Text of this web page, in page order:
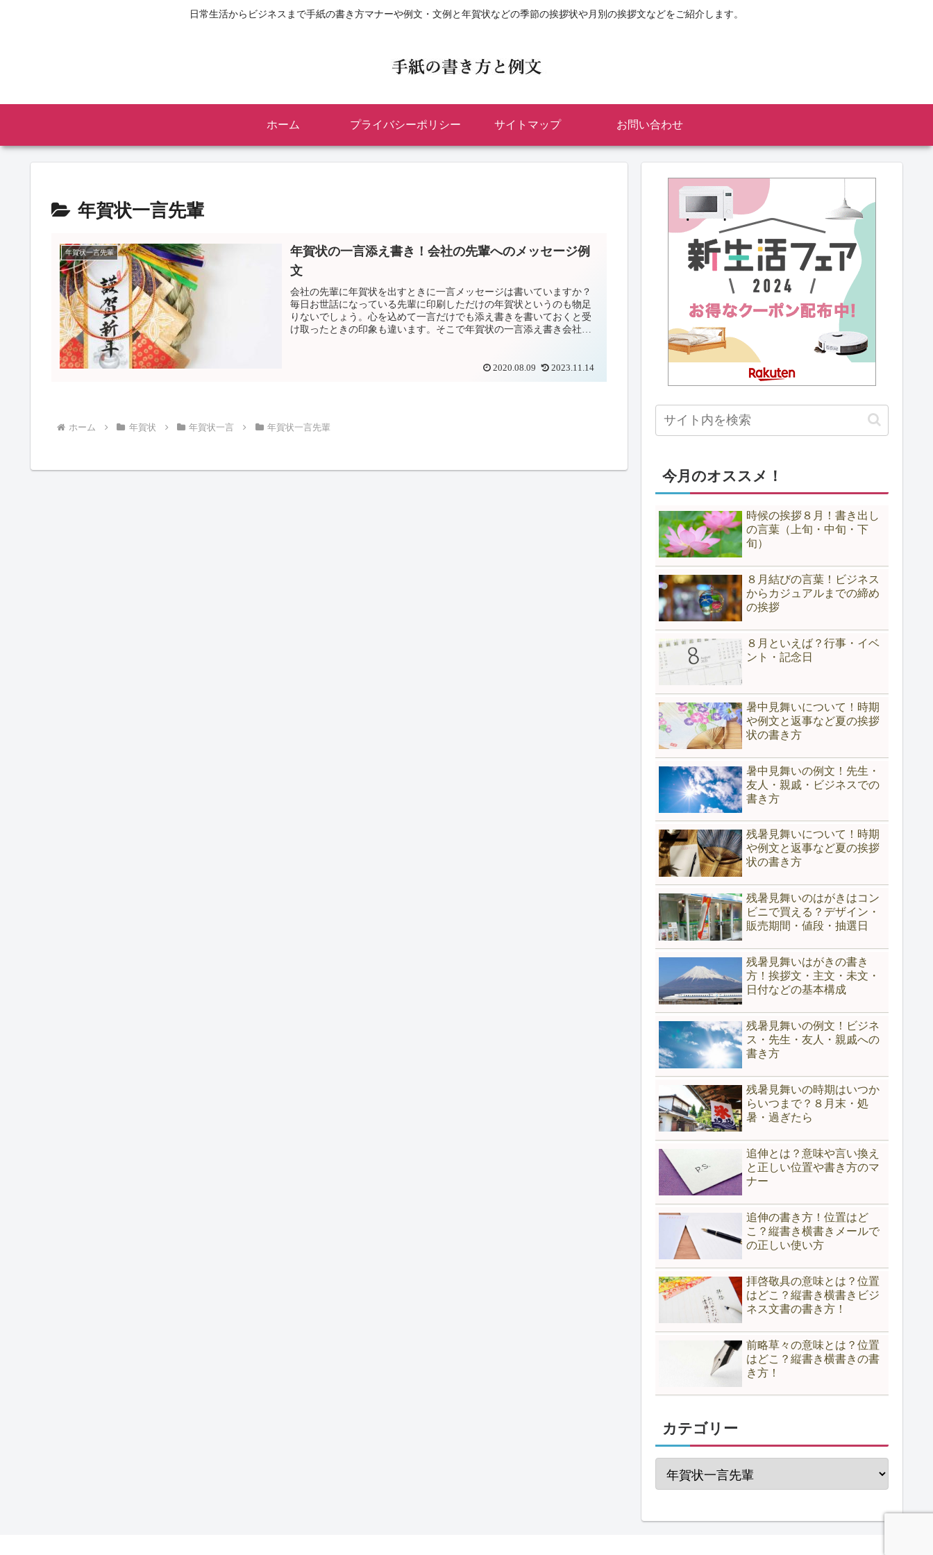
日常生活からビジネスまで手紙の書き方マナーや例文・文例と年賀状などの季節の挨拶状や月別の挨拶文などをご紹介します。
ホーム プライバシーポリシー サイトマップ お問い合わせ
年賀状一言先輩
年賀状一言先輩
年賀状の一言添え書き！会社の先輩へのメッセージ例
文
会社の先輩に年賀状を出すときに一言メッセージは書いていますか？
毎日お世話になっている先輩に印刷しただけの年賀状というのも物足
りないでしょう。心を込めて一言だけでも添え書きを書いておくと受
け取ったときの印象も違います。そこで年賀状の一言添え書き会社の
2020.08.09 2023.11.14
ホーム 年賀状 年賀状一言 年賀状一言先輩
今月のオススメ！
時候の挨拶８月！書き出し
の言葉（上旬・中旬・下
旬）
８月結びの言葉！ビジネス
からカジュアルまでの締め
の挨拶
８月といえば？行事・イベ
ント・記念日
暑中見舞いについて！時期
や例文と返事など夏の挨拶
状の書き方
暑中見舞いの例文！先生・
友人・親戚・ビジネスでの
書き方
残暑見舞いについて！時期
や例文と返事など夏の挨拶
状の書き方
残暑見舞いのはがきはコン
ビニで買える？デザイン・
販売期間・値段・抽選日
残暑見舞いはがきの書き
方！挨拶文・主文・未文・
日付などの基本構成
残暑見舞いの例文！ビジネ
ス・先生・友人・親戚への
書き方
残暑見舞いの時期はいつか
らいつまで？８月末・処
暑・過ぎたら
追伸とは？意味や言い換え
と正しい位置や書き方のマ
ナー
追伸の書き方！位置はど
こ？縦書き横書きメールで
の正しい使い方
拝啓敬具の意味とは？位置
はどこ？縦書き横書きビジ
ネス文書の書き方！
前略草々の意味とは？位置
はどこ？縦書き横書きの書
き方！
カテゴリー